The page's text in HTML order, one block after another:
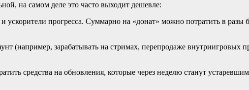
на самом деле это часто выходит дешевле:
прогресса. Суммарно на «донат» можно потратить в разы
(например, зарабатывать на стримах, перепродаже внутриигровых
средства на обновления, которые через неделю станут